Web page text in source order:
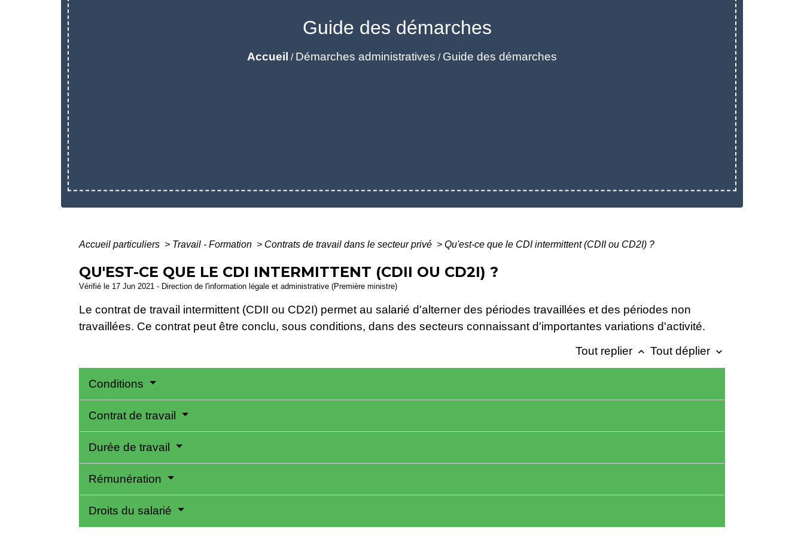
Guide des démarches
Accueil / Démarches administratives / Guide des démarches
Accueil particuliers > Travail - Formation > Contrats de travail dans le secteur privé > Qu'est-ce que le CDI intermittent (CDII ou CD2I) ?
QU'EST-CE QUE LE CDI INTERMITTENT (CDII OU CD2I) ?
Vérifié le 17 Jun 2021 - Direction de l'information légale et administrative (Première ministre)
Le contrat de travail intermittent (CDII ou CD2I) permet au salarié d'alterner des périodes travaillées et des périodes non
travaillées. Ce contrat peut être conclu, sous conditions, dans des secteurs connaissant d'importantes variations d'activité.
Tout replier keyboard_arrow_up Tout déplier keyboard_arrow_down
Conditions
Contrat de travail
Durée de travail
Rémunération
Droits du salarié